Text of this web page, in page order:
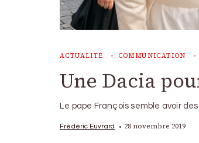
ACTUALITÉ COMMUNICATION
Une Dacia
Le pape François semble avoir
Frédéric Euvrard 28 novembre 2019